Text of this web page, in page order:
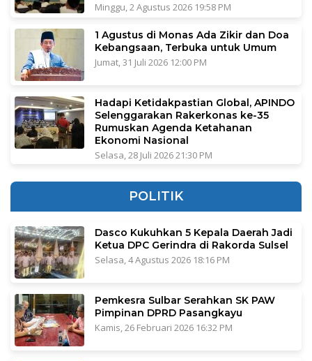
Minggu, 2 Agustus 2026 19:58 PM
1 Agustus di Monas Ada Zikir dan Doa
Kebangsaan, Terbuka untuk Umum
Jumat, 31 Juli 2026 12:00 PM
Hadapi Ketidakpastian Global, APINDO
Selenggarakan Rakerkonas ke-35
Rumuskan Agenda Ketahanan
Ekonomi Nasional
Selasa, 28 Juli 2026 21:30 PM
POLITIK
Dasco Kukuhkan 5 Kepala Daerah Jadi
Ketua DPC Gerindra di Rakorda Sulsel
Selasa, 4 Agustus 2026 18:16 PM
Pemkesra Sulbar Serahkan SK PAW
Pimpinan DPRD Pasangkayu
Kamis, 26 Februari 2026 16:32 PM